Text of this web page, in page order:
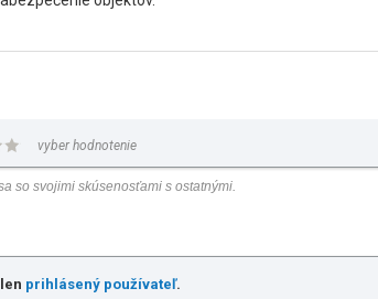
vyber hodnotenie
prihlásený používateľ.